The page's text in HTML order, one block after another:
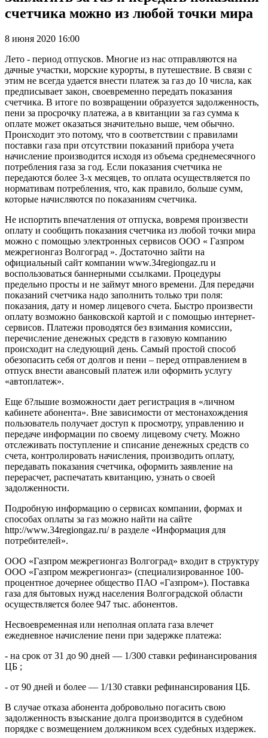
счетчика можно из любой точки мира
8 июня 2020 16:00
Лето - период отпусков. Многие из нас отправляются на
дачные участки, морские курорты, в путешествие. В связи с
этим не всегда удается внести платеж за газ до 10 числа, как
предписывает закон, своевременно передать показания
счетчика. В итоге по возвращении образуется задолженность,
пени за просрочку платежа, а в квитанции за газ сумма к
оплате может оказаться значительно выше, чем обычно.
Происходит это потому, что в соответствии с правилами
поставки газа при отсутствии показаний прибора учета
начисление производится исходя из объема среднемесячного
потребления газа за год. Если показания счетчика не
передаются более 3-х месяцев, то оплата осуществляется по
нормативам потребления, что, как правило, больше сумм,
которые начисляются по показаниям счетчика.
Не испортить впечатления от отпуска, вовремя произвести
оплату и сообщить показания счетчика из любой точки мира
можно с помощью электронных сервисов ООО « Газпром
межрегионгаз Волгоград ». Достаточно зайти на
официальный сайт компании www.34regiongaz.ru и
воспользоваться баннерными ссылками. Процедуры
предельно просты и не займут много времени. Для передачи
показаний счетчика надо заполнить только три поля:
показания, дату и номер лицевого счета. Быстро произвести
оплату возможно банковской картой и с помощью интернет-
сервисов. Платежи проводятся без взимания комиссии,
перечисление денежных средств в газовую компанию
происходит на следующий день. Самый простой способ
обезопасить себя от долгов и пени – перед отправлением в
отпуск внести авансовый платеж или оформить услугу
«автоплатеж».
Еще б?льшие возможности дает регистрация в «личном
кабинете абонента». Вне зависимости от местонахождения
пользователь получает доступ к просмотру, управлению и
передаче информации по своему лицевому счету. Можно
отслеживать поступление и списание денежных средств со
счета, контролировать начисления, производить оплату,
передавать показания счетчика, оформить заявление на
перерасчет, распечатать квитанцию, узнать о своей
задолженности.
Подробную информацию о сервисах компании, формах и
способах оплаты за газ можно найти на сайте
http://www.34regiongaz.ru/ в разделе «Информация для
потребителей».
ООО «Газпром межрегионгаз Волгоград» входит в структуру
ООО «Газпром межрегионгаз» (специализированное 100-
процентное дочернее общество ПАО «Газпром»). Поставка
газа для бытовых нужд населения Волгоградской области
осуществляется более 947 тыс. абонентов.
Несвоевременная или неполная оплата газа влечет
ежедневное начисление пени при задержке платежа:
- на срок от 31 до 90 дней — 1/300 ставки рефинансирования
ЦБ ;
- от 90 дней и более — 1/130 ставки рефинансирования ЦБ.
В случае отказа абонента добровольно погасить свою
задолженность взыскание долга производится в судебном
порядке с возмещением должником всех судебных издержек.